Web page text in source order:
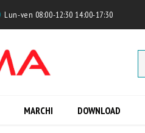
Lun-ven 08:00-12:30 14:00-17:30
MARCHI DOWNLOAD